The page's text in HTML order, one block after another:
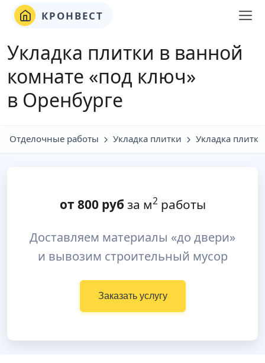
КРОНВЕСТ
Укладка плитки в ванной
комнате «под ключ»
в Оренбурге
Отделочные работы Укладка плитки Укладка
от 800руб за м2работы
Доставляем материалы «до двери»
и вывозим строительный мусор
Заказать услугу